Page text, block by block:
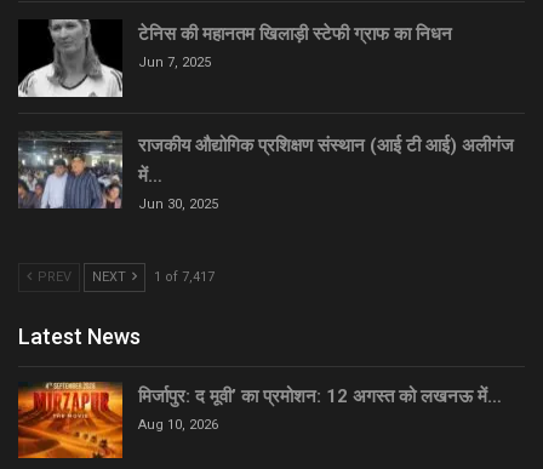
टेनिस की महानतम खिलाड़ी स्टेफी ग्राफ का निधन
Jun 7, 2025
राजकीय औद्योगिक प्रशिक्षण संस्थान (आई टी आई) अलीगंज
में…
Jun 30, 2025
PREV NEXT 1 of 7,417
Latest News
मिर्जापुर: द मूवी’ का प्रमोशन: 12 अगस्त को लखनऊ में…
Aug 10, 2026